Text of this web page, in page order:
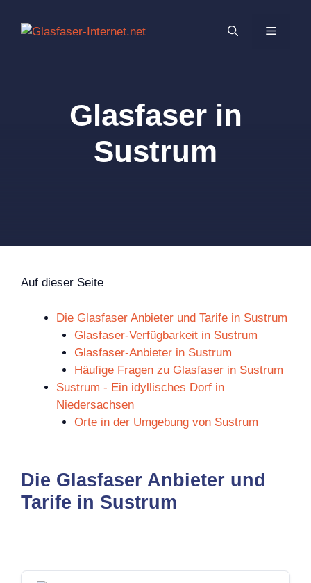
Inhalt
MENÜ
Glasfaser in
Sustrum
Auf dieser Seite
Die Glasfaser Anbieter und Tarife in Sustrum
Glasfaser-Verfügbarkeit in Sustrum
Glasfaser-Anbieter in Sustrum
Häufige Fragen zu Glasfaser in Sustrum
Sustrum - Ein idyllisches Dorf in
Niedersachsen
Orte in der Umgebung von Sustrum
Die Glasfaser Anbieter und
Tarife in Sustrum